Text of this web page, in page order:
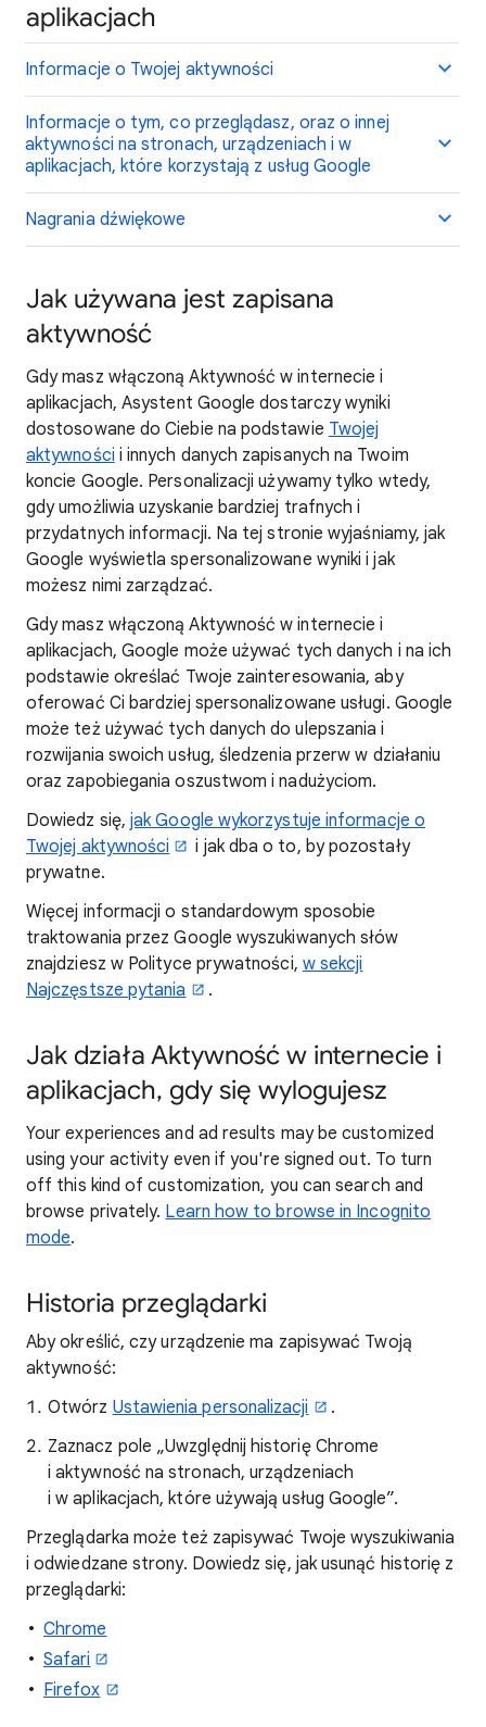
aplikacjach
Informacje o Twojej aktywności
Informacje o tym, co przeglądasz, oraz o innej
aktywności na stronach, urządzeniach i w
aplikacjach, które korzystają z usług Google
Nagrania dźwiękowe
Jak używana jest zapisana
aktywność
Gdy masz włączoną Aktywność w internecie i
aplikacjach, Asystent Google dostarczy wyniki
dostosowane do Ciebie na podstawie Twojej
aktywności i innych danych zapisanych na Twoim
koncie Google. Personalizacji używamy tylko wtedy,
gdy umożliwia uzyskanie bardziej trafnych i
przydatnych informacji. Na tej stronie wyjaśniamy, jak
Google wyświetla spersonalizowane wyniki i jak
możesz nimi zarządzać.
Gdy masz włączoną Aktywność w internecie i
aplikacjach, Google może używać tych danych i na ich
podstawie określać Twoje zainteresowania, aby
oferować Ci bardziej spersonalizowane usługi. Google
może też używać tych danych do ulepszania i
rozwijania swoich usług, śledzenia przerw w działaniu
oraz zapobiegania oszustwom i nadużyciom.
Dowiedz się,jak Google wykorzystuje informacje o
Twojej aktywności
i jak dba o to, by pozostały
prywatne.
Więcej informacji o standardowym sposobie
traktowania przez Google wyszukiwanych słów
znajdziesz w Polityce prywatności, w sekcji
Najczęstsze pytania
.
Jak działa Aktywność w internecie i
aplikacjach, gdy się wylogujesz
Your experiences and ad results may be customized
using your activity even if you're signed out. To turn
off this kind of customization, you can search and
browse privately. Learn how to browse in Incognito
mode.
Historia przeglądarki
Aby określić, czy urządzenie ma zapisywać Twoją
aktywność:
Otwórz Ustawienia personalizacji
.
Zaznacz pole „Uwzględnij historię Chrome
i aktywność na stronach, urządzeniach
i w aplikacjach, które używają usług Google”.
Przeglądarka może też zapisywać Twoje wyszukiwania
i odwiedzane strony. Dowiedz się, jak usunąć historię z
przeglądarki:
Chrome
Safari
Firefox